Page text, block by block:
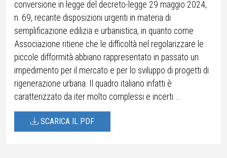
conversione in legge del decreto-legge 29 maggio 2024,
n. 69, recante disposizioni urgenti in materia di
semplificazione edilizia e urbanistica, in quanto come
Associazione ritiene che le difficoltà nel regolarizzare le
piccole difformità abbiano rappresentato in passato un
impedimento per il mercato e per lo sviluppo di progetti di
rigenerazione urbana. Il quadro italiano infatti è
caratterizzato da iter molto complessi e incerti ...
SCARICA IL PDF